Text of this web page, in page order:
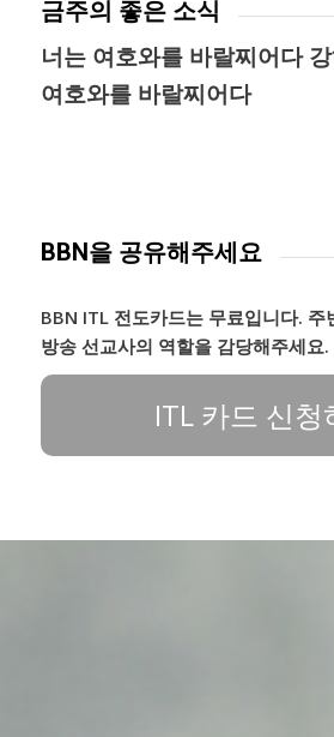
금주의 좋은 소식
너는 여호와를 바랄찌어다
여호와를 바랄찌어다
BBN을 공유해주세요
BBN ITL 전도카드는 무료입니다. 주
방송 선교사의 역할을 감당해주세요.
ITL 카드 신청